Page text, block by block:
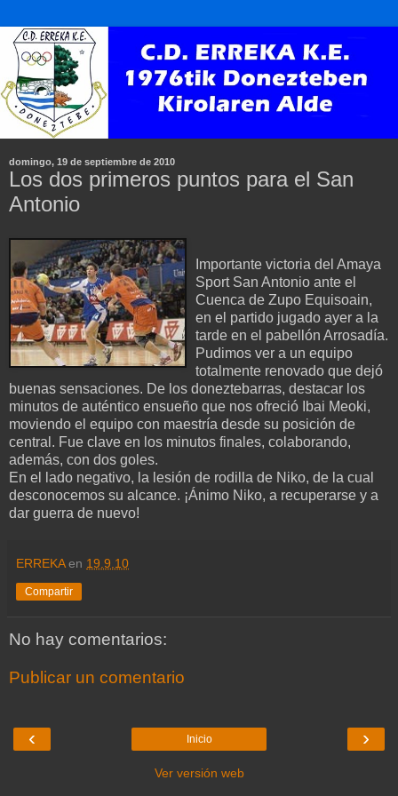
domingo, 19 de septiembre de 2010
Los dos primeros puntos para el San
Antonio
Importante victoria del Amaya
SportSan Antonio ante el
Cuenca de Zupo Equisoain,
en el partido jugado ayer a la
tarde en el pabellón Arrosadía.
Pudimos ver a un equipo
totalmente renovado que dejó
buenas sensaciones. De los doneztebarras, destacar los
minutos de auténtico ensueño que nos ofreció Ibai Meoki,
moviendo el equipo con maestría desde su posición de
central. Fue clave en los minutos finales, colaborando,
además, con dos goles.
En el lado negativo, la lesión de rodilla de Niko, de la cual
desconocemos su alcance. ¡Ánimo Niko, a recuperarse y a
dar guerra de nuevo!
ERREKA en 19.9.10
Compartir
No hay comentarios:
Publicar un comentario
‹ ›
Inicio
Ver versión web